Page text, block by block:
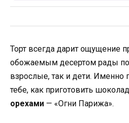
Торт всегда дарит ощущение
обожаемым десертом рады
взрослые, так и дети.
тебе, как приготовить
орехами — «Огни Парижа».